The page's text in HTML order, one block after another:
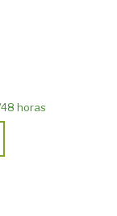
horas